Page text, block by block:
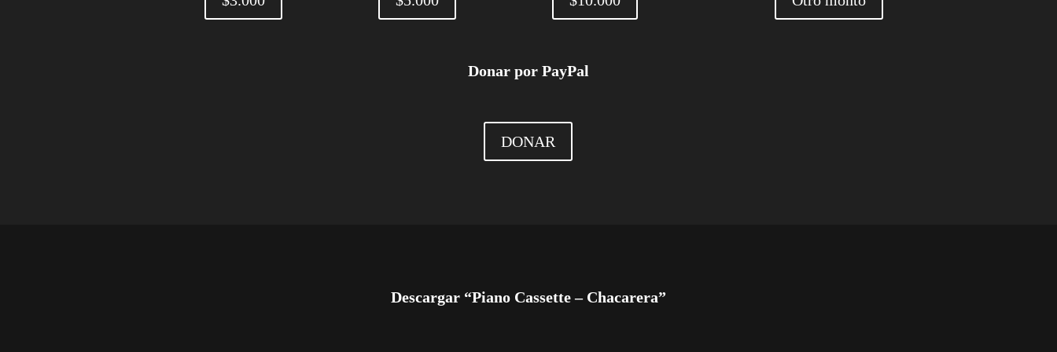
Donar por PayPal
DONAR
Descargar “Piano Cassette – Chacarera”